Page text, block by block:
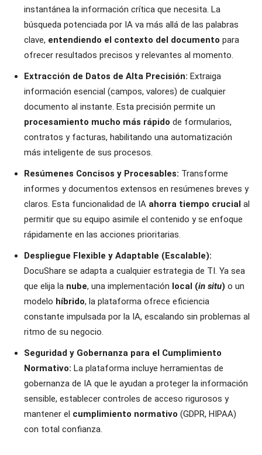
instantánea la información crítica que necesita. La
búsqueda potenciada por IA va más allá de las palabras
clave, entendiendo el contexto del documento para
ofrecer resultados precisos y relevantes al momento.
Extracción de Datos de Alta Precisión: Extraiga
información esencial (campos, valores) de cualquier
documento al instante. Esta precisión permite un
procesamiento mucho más rápido de formularios,
contratos y facturas, habilitando una automatización
más inteligente de sus procesos.
Resúmenes Concisos y Procesables: Transforme
informes y documentos extensos en resúmenes breves y
claros. Esta funcionalidad de IA ahorra tiempo crucial al
permitir que su equipo asimile el contenido y se enfoque
rápidamente en las acciones prioritarias.
Despliegue Flexible y Adaptable (Escalable):
DocuShare se adapta a cualquier estrategia de TI. Ya sea
que elija la nube, una implementación local (in situ) o un
modelo híbrido, la plataforma ofrece eficiencia
constante impulsada por la IA, escalando sin problemas al
ritmo de su negocio.
Seguridad y Gobernanza para el Cumplimiento
Normativo: La plataforma incluye herramientas de
gobernanza de IA que le ayudan a proteger la información
sensible, establecer controles de acceso rigurosos y
mantener el cumplimiento normativo (GDPR, HIPAA)
con total confianza.